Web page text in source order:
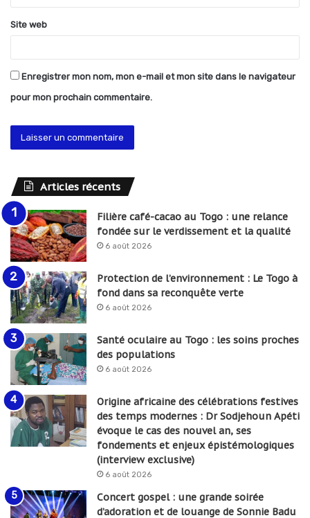
*
Site web
Enregistrer mon nom, mon e-mail et mon site dans le navigateur
pour mon prochain commentaire.
Articles récents
Filière café-cacao au Togo : une relance
fondée sur le verdissement et la qualité
6 août 2026
Protection de l’environnement : Le Togo à
fond dans sa reconquête verte
6 août 2026
Santé oculaire au Togo : les soins proches
des populations
6 août 2026
Origine africaine des célébrations festives
des temps modernes : Dr Sodjehoun Apéti
évoque le cas des nouvel an, ses
fondements et enjeux épistémologiques
(interview exclusive)
6 août 2026
Concert gospel : une grande soirée
d’adoration et de louange de Sonnie Badu